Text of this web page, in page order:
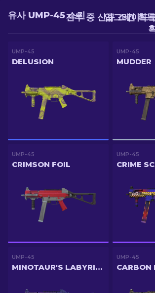
업그레이드
전투 중 신규 스킨 획득
유사 UMP-45 스킨
UMP-45
DELUSION
UMP-45
MUDDER
UMP-45
CRIMSON FOIL
UMP-45
CRIME
UMP-45
MINOTAUR'S LABYRINTH
UMP-45
CARBON